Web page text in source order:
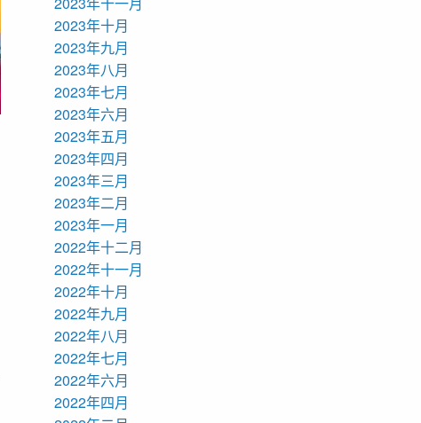
2023年十月
2023年九月
2023年八月
2023年七月
2023年六月
2023年五月
2023年四月
2023年三月
2023年二月
2023年一月
2022年十二月
2022年十一月
2022年十月
2022年九月
2022年八月
2022年七月
2022年六月
2022年四月